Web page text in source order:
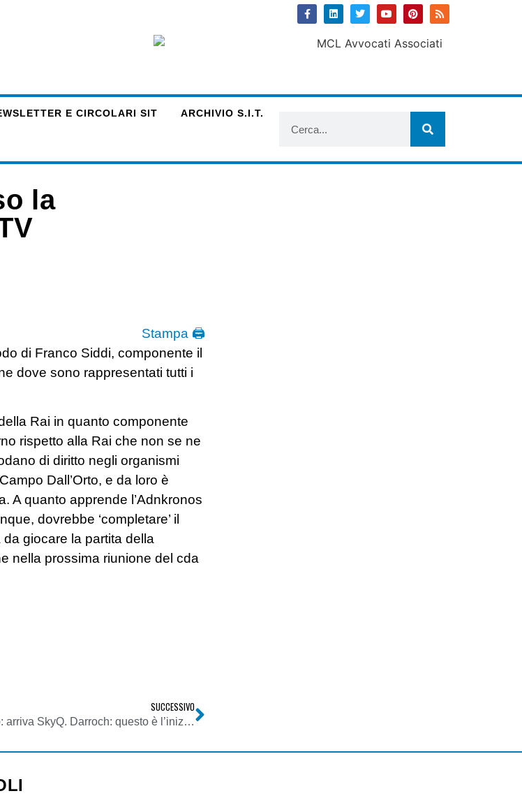
E CIRCOLARI SIT ARCHIVIO S.I.T.
la
Stampa 🖨
di Franco Siddi, componente il
dove sono rappresentati tutti i
Rai in quanto componente
rispetto alla Rai che non se ne
di diritto negli organismi
Dall’Orto, e da loro è
A quanto apprende l’Adnkronos
dovrebbe ‘completare’ il
giocare la partita della
nella prossima riunione del cda
SUCCESSIVO
Tv Ip. Sky all’attacco: arriva SkyQ. Darroch: questo è l’inizio di un nuovo viaggio